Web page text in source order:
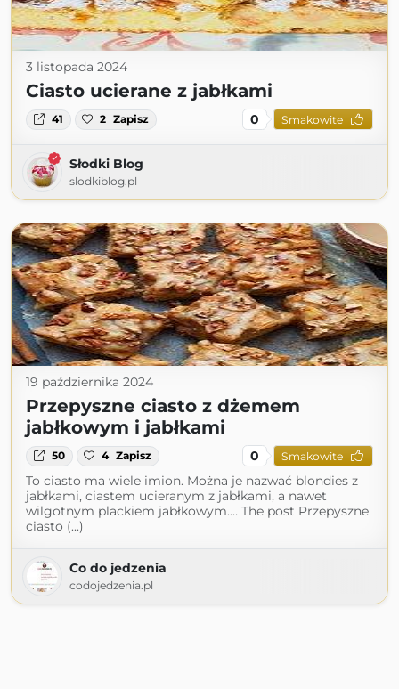
3 listopada 2024
Ciasto ucierane z jabłkami
41 2 Zapisz 0 Smakowite
Słodki Blog
slodkiblog.pl
19 października 2024
Przepyszne ciasto z dżemem
jabłkowym i jabłkami
50 4 Zapisz 0 Smakowite
To ciasto ma wiele imion. Można je nazwać blondies z
jabłkami, ciastem ucieranym z jabłkami, a nawet
wilgotnym plackiem jabłkowym.… The post Przepyszne
ciasto (...)
Co do jedzenia
codojedzenia.pl